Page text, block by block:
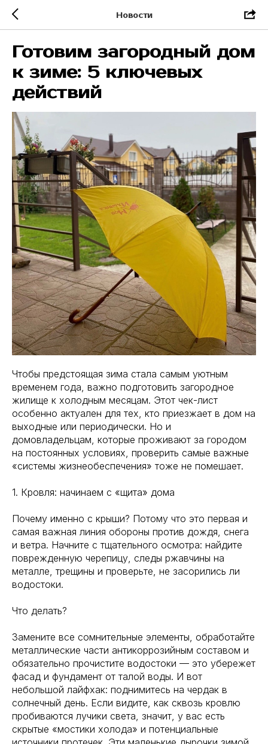
Новости
Готовим загородный дом
к зиме: 5 ключевых
действий
Чтобы предстоящая зима стала самым уютным
временем года, важно подготовить загородное
жилище к холодным месяцам. Этот чек-лист
особенно актуален для тех, кто приезжает в дом на
выходные или периодически. Но и
домовладельцам, которые проживают за городом
на постоянных условиях, проверить самые важные
«системы жизнеобеспечения» тоже не помешает.
1. Кровля: начинаем с «щита» дома
Почему именно с крыши? Потому что это первая и
самая важная линия обороны против дождя, снега
и ветра. Начните с тщательного осмотра: найдите
поврежденную черепицу, следы ржавчины на
металле, трещины и проверьте, не засорились ли
водостоки.
Что делать?
Замените все сомнительные элементы, обработайте
металлические части антикоррозийным составом и
обязательно прочистите водостоки — это убережет
фасад и фундамент от талой воды. И вот
небольшой лайфхак: поднимитесь на чердак в
солнечный день. Если видите, как сквозь кровлю
пробиваются лучики света, значит, у вас есть
скрытые «мостики холода» и потенциальные